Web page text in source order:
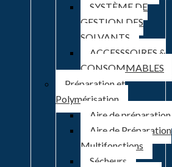
SYSTÈME DE
GESTION DES
SOLVANTS
ACCESSSOIRES &
CONSOMMABLES
Préparation et
Polymérisation
Aire de préparation
Aire de Préparation
Multifonctions
Sécheurs